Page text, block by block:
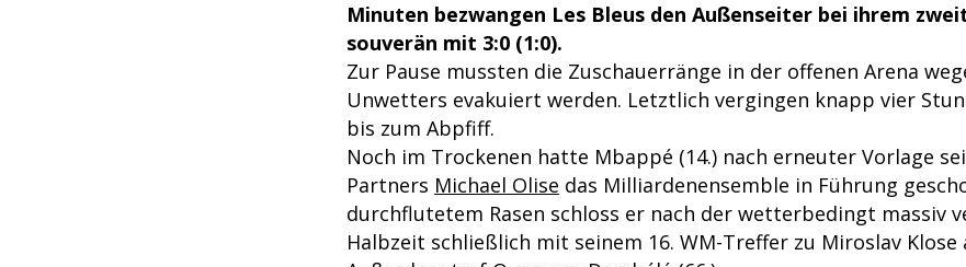
Minuten bezwangen Les Bleus den Außenseiter bei ihrem
souverän mit 3:0 (1:0).
Zur Pause mussten die Zuschauerränge in der offenen Arena
Unwetters evakuiert werden. Letztlich vergingen knapp vier
bis zum Abpfiff.
Noch im Trockenen hatte Mbappé (14.) nach erneuter Vorlage
Partners Michael Olise das Milliardenensemble in Führung
durchflutetem Rasen schloss er nach der wetterbedingt massiv
Halbzeit schließlich mit seinem 16. WM-Treffer zu Miroslav Klose